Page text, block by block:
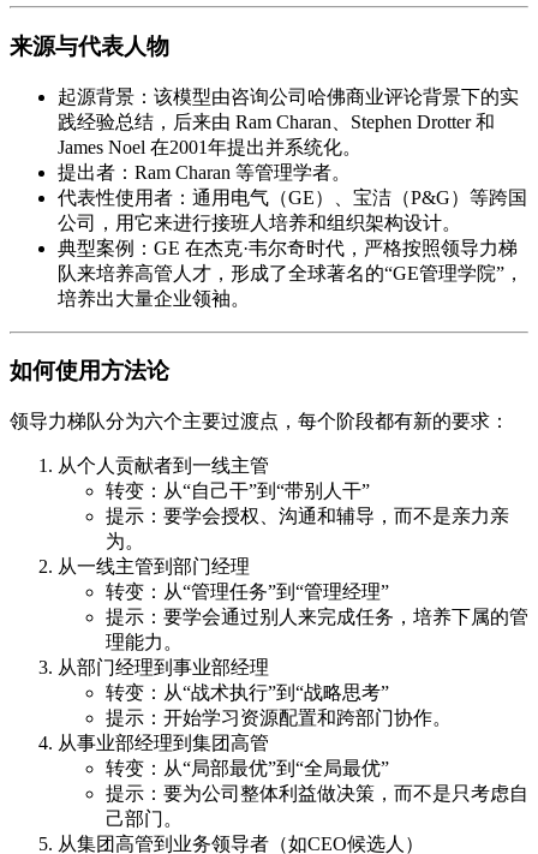
来源与代表人物
起源背景 ：该模型由咨询公司哈佛商业评论背景下的实
践经验总结，后来由 Ram Charan、Stephen Drotter 和
James Noel 在2001年提出并系统化。
提出者 ：Ram Charan 等管理学者。
代表性使用者 ：通用电气（GE）、宝洁（P&G）等跨国
公司，用它来进行接班人培养和组织架构设计。
典型案例 ：GE 在杰克·韦尔奇时代，严格按照领导力梯
队来培养高管人才，形成了全球著名的“GE管理学院”，
培养出大量企业领袖。
如何使用方法论
领导力梯队分为六个主要过渡点，每个阶段都有新的要求：
从个人贡献者到一线主管
转变：从“自己干”到“带别人干”
提示：要学会授权、沟通和辅导，而不是亲力亲
为。
从一线主管到部门经理
转变：从“管理任务”到“管理经理”
提示：要学会通过别人来完成任务，培养下属的管
理能力。
从部门经理到事业部经理
转变：从“战术执行”到“战略思考”
提示：开始学习资源配置和跨部门协作。
从事业部经理到集团高管
转变：从“局部最优”到“全局最优”
提示：要为公司整体利益做决策，而不是只考虑自
己部门。
从集团高管到业务领导者（如CEO候选人）